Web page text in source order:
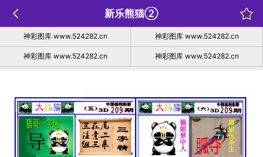
新乐熊猫②
神彩图库 www.524282.cn 神彩图库 www.524282.cn
神彩图库 www.524282.cn 神彩图库 www.524282.cn